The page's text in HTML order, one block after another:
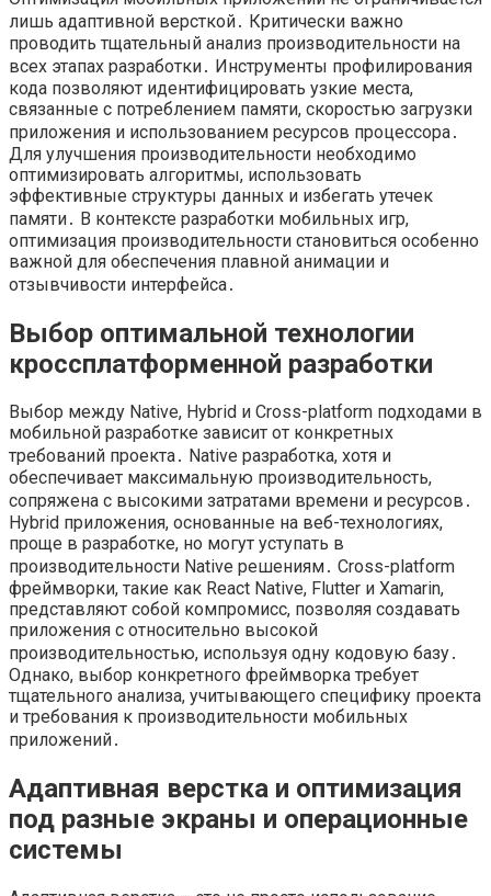
лишь адаптивной версткой․ Критически важно
проводить тщательный анализ производительности на
всех этапах разработки․ Инструменты профилирования
кода позволяют идентифицировать узкие места,
связанные с потреблением памяти, скоростью загрузки
приложения и использованием ресурсов процессора․
Для улучшения производительности необходимо
оптимизировать алгоритмы, использовать
эффективные структуры данных и избегать утечек
памяти․ В контексте разработки мобильных игр,
оптимизация производительности становиться особенно
важной для обеспечения плавной анимации и
отзывчивости интерфейса․
Выбор оптимальной технологии
кроссплатформенной разработки
Выбор между Native, Hybrid и Cross-platform подходами в
мобильной разработке зависит от конкретных
требований проекта․ Native разработка, хотя и
обеспечивает максимальную производительность,
сопряжена с высокими затратами времени и ресурсов․
Hybrid приложения, основанные на веб-технологиях,
проще в разработке, но могут уступать в
производительности Native решениям․ Cross-platform
фреймворки, такие как React Native, Flutter и Xamarin,
представляют собой компромисс, позволяя создавать
приложения с относительно высокой
производительностью, используя одну кодовую базу․
Однако, выбор конкретного фреймворка требует
тщательного анализа, учитывающего специфику проекта
и требования к производительности мобильных
приложений․
Адаптивная верстка и оптимизация
под разные экраны и операционные
системы